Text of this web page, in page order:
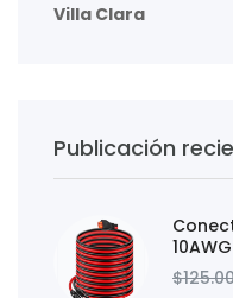
Villa Clara
Publicación